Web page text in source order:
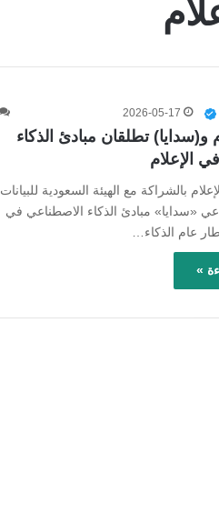
2026-05-17
و(سدايا) تطلقان مبادئ الذكاء
الإعلام
بالشراكة مع الهيئة السعودية للبيانات
«سدايا» مبادئ الذكاء الاصطناعي في
عام الذكاء…
»